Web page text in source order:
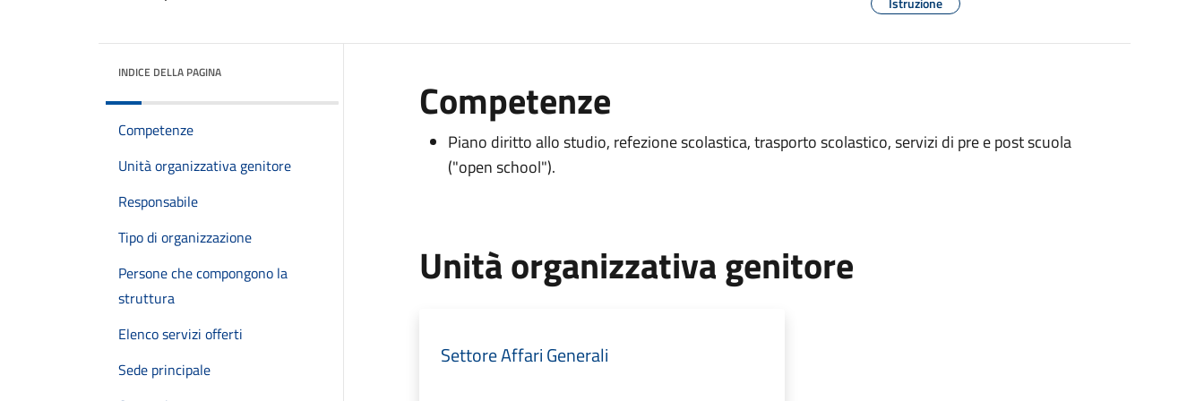
INDICE DELLA PAGINA
Competenze
Unità organizzativa genitore
Responsabile
Tipo di organizzazione
Persone che compongono la
struttura
Elenco servizi offerti
Sede principale
Competenze
Piano diritto allo studio, refezione scolastica, trasporto scolastico, servizi di pre e post scuola
("open school").
Unità organizzativa genitore
Settore Affari Generali